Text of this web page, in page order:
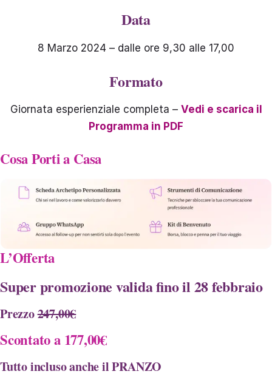
Data
8 Marzo 2024 – dalle ore 9,30 alle 17,00
Formato
Giornata esperienziale completa – Vedi e scarica il
Programma in PDF
Cosa Porti a Casa
L’Offerta
Super promozione valida fino il 28 febbraio
Prezzo247,00€
Scontato a 177,00€
Tutto incluso anche il PRANZO